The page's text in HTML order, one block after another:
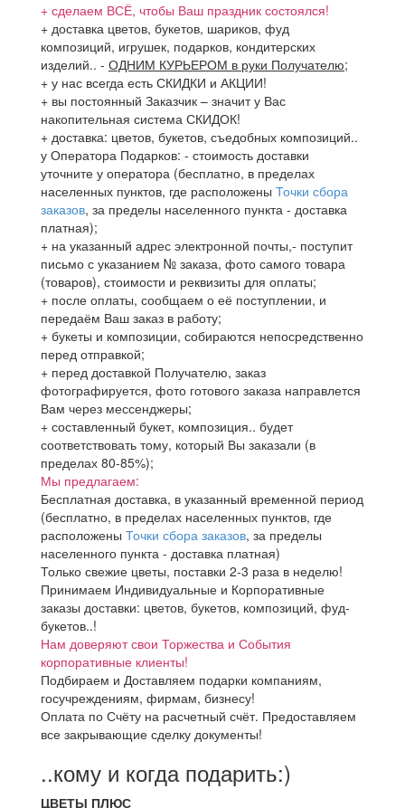
+ сделаем ВСЁ, чтобы Ваш праздник состоялся!
+ доставка цветов, букетов, шариков, фуд
композиций, игрушек, подарков, кондитерских
изделий.. - ОДНИМ КУРЬЕРОМ в руки Получателю;
+ у нас всегда есть СКИДКИ и АКЦИИ!
+ вы постоянный Заказчик – значит у Вас
накопительная система СКИДОК!
+ доставка: цветов, букетов, съедобных композиций..
у Оператора Подарков: - стоимость доставки
уточните у оператора (бесплатно, в пределах
населенных пунктов, где расположены Точки сбора
заказов, за пределы населенного пункта - доставка
платная);
+ на указанный адрес электронной почты,- поступит
письмо с указанием № заказа, фото самого товара
(товаров), стоимости и реквизиты для оплаты;
+ после оплаты, сообщаем о её поступлении, и
передаём Ваш заказ в работу;
+ букеты и композиции, собираются непосредственно
перед отправкой;
+ перед доставкой Получателю, заказ
фотографируется, фото готового заказа направлется
Вам через мессенджеры;
+ составленный букет, композиция.. будет
соответствовать тому, который Вы заказали (в
пределах 80-85%);
Мы предлагаем:
Бесплатная доставка, в указанный временной период
(бесплатно, в пределах населенных пунктов, где
расположены Точки сбора заказов, за пределы
населенного пункта - доставка платная)
Только свежие цветы, поставки 2-3 раза в неделю!
Принимаем Индивидуальные и Корпоративные
заказы доставки: цветов, букетов, композиций, фуд-
букетов..!
Нам доверяют свои Торжества и События
корпоративные клиенты!
Подбираем и Доставляем подарки компаниям,
госучреждениям, фирмам, бизнесу!
Оплата по Счёту на расчетный счёт. Предоставляем
все закрывающие сделку документы!
..кому и когда подарить:)
ЦВЕТЫ ПЛЮС